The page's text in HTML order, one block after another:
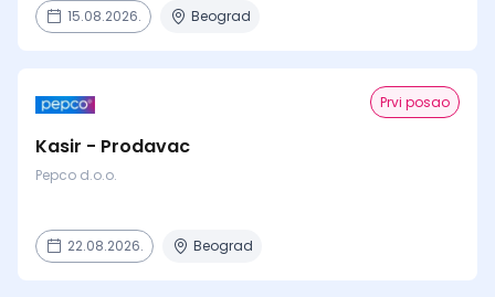
15.08.2026. Beograd
Prvi posao
Kasir - Prodavac
Pepco d.o.o.
22.08.2026. Beograd